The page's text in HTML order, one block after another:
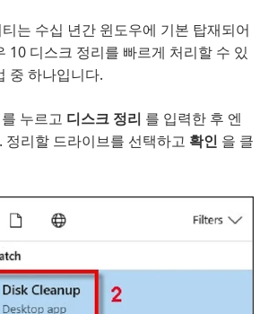
는 수십 년간 윈도우에 기본 탑재되어
10 디스크 정리를 빠르게 처리할 수 있
중 하나입니다.
를 누르고 디스크 정리 를 입력한 후 엔
정리할 드라이브를 선택하고 확인 을 클